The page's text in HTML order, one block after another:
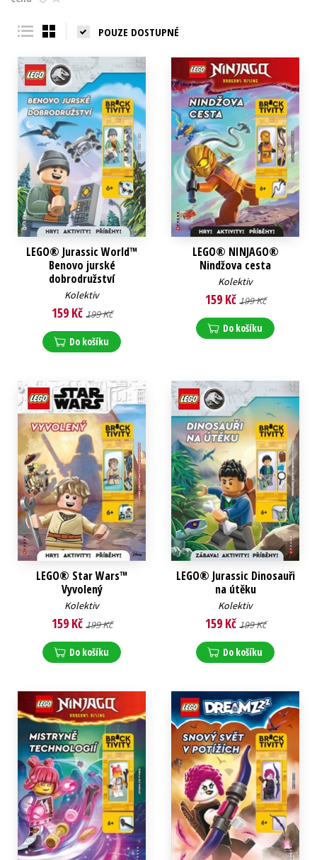
Young adult (SK)
POUZE DOSTUPNÉ
LEGO® Jurassic World™
Benovo jurské
dobrodružství
Kolektiv
159 Kč 199 Kč
Do košíku
LEGO® NINJAGO®
Nindžova cesta
Kolektiv
159 Kč 199 Kč
Do košíku
LEGO® Star Wars™
Vyvolený
Kolektiv
159 Kč 199 Kč
Do košíku
LEGO® Jurassic Dinosauři
na útěku
Kolektiv
159 Kč 199 Kč
Do košíku